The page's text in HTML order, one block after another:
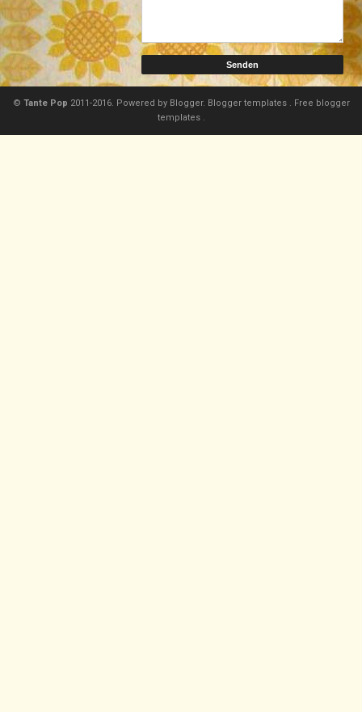
© Tante Pop 2011-2016. Powered by Blogger. Blogger templates . Free blogger
templates .